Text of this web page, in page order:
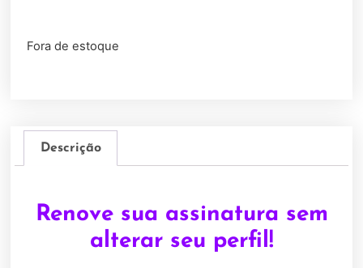
Fora de estoque
Descrição
Renove sua assinatura sem
alterar seu perfil!